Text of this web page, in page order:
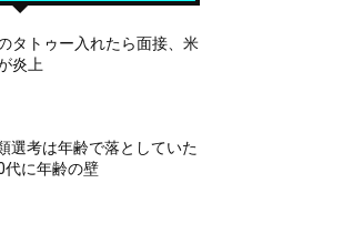
タトゥー入れたら面接、米
炎上
選考は年齢で落としていた
に年齢の壁